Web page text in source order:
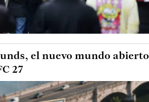
el nuevo mundo abierto
27